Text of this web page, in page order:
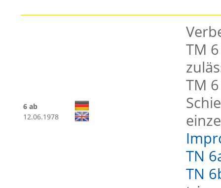
6 ab
12.06.1978
TM
TM
TN
TN